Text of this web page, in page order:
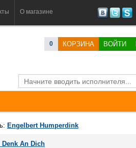
О магазине
0 КОРЗИНА ВОЙТИ
Engelbert Humperdink
Denk An Dich